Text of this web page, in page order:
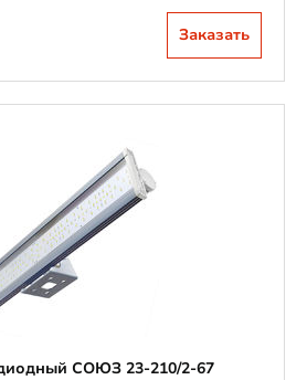
Заказать
СОЮЗ 23-210/2-67